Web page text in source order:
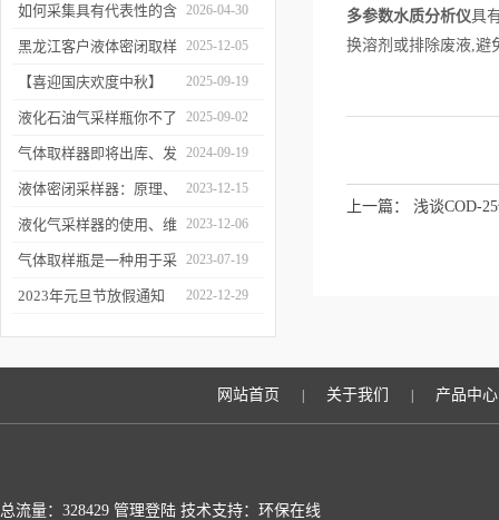
工作逻辑是什么？
如何采集具有代表性的含
油水样？——石油类采水
器原理与使用
2026-04-30
黑龙江客户液体密闭取样
器项目顺利交付
2025-12-05
【喜迎国庆欢度中秋】
2025年国庆中秋放假通知
2025-09-19
液化石油气采样瓶你不了
解的知识！
2025-09-02
气体取样器即将出库、发
货！
2024-09-19
液体密闭采样器：原理、
应用和优势
2023-12-15
液化气采样器的使用、维
护与优化
2023-12-06
气体取样瓶是一种用于采
集、贮存和分析气体样品
2023-07-19
2023年元旦节放假通知 2022-12-29
多参数水质分析仪具
换溶剂或排除废液,避
上一篇： 浅谈COD-
网站首页 关于我们 产品中心
总流量：328429 管理登陆 技术支持： 环保在线